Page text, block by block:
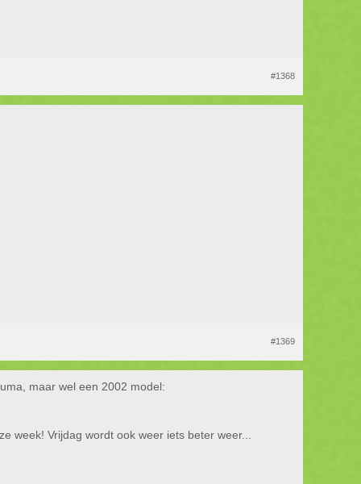
#1368
#1369
maar wel een 2002 model:
week! Vrijdag wordt ook weer iets beter weer...